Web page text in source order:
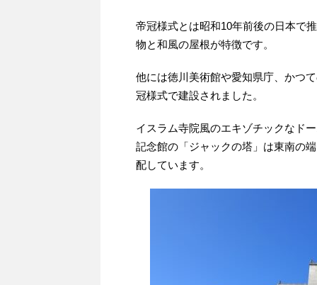
帝冠様式とは昭和10年前後の日本で
物と和風の屋根が特徴です。
他には徳川美術館や愛知県庁、かつ
冠様式で建設されました。
イスラム寺院風のエキゾチックなド
記念館の「ジャックの塔」は東南の
配しています。